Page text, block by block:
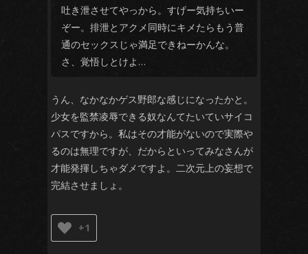
吐き泄させてやっから。すげー気持ちいー
ぞー。排泄とアクメ同時にキメたらもう普
通のセックスじゃ満足できねーかんな。
さ、覚悟しとけよ…
うん、なかなかゲス野郎な感じになったかと。
少女を監禁凌辱できる奴なんてたいていサイコ
パスですから。私はその才能がないので実際や
るのは無理ですが、だからといってみなさんが
才能発揮しちゃダメですよ。二次元上の妄想で
完結させましょ。
+1